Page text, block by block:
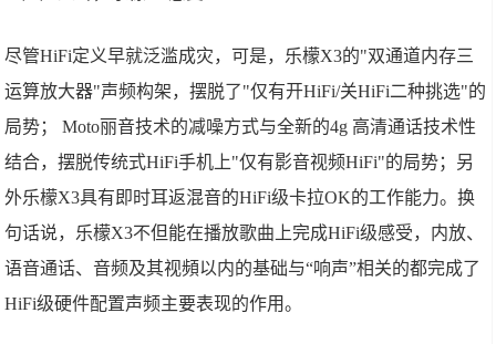
尽管HiFi定义早就泛滥成灾，可是，乐檬X3的"双通道内存三
运算放大器"声频构架，摆脱了"仅有开HiFi/关HiFi二种挑选"的
局势； Moto丽音技术的减噪方式与全新的4g 高清通话技术性
结合，摆脱传统式HiFi手机上"仅有影音视频HiFi"的局势；另
外乐檬X3具有即时耳返混音的HiFi级卡拉OK的工作能力。换
句话说，乐檬X3不但能在播放歌曲上完成HiFi级感受，内放、
语音通话、音频及其视頻以内的基础与“响声”相关的都完成了
HiFi级硬件配置声频主要表现的作用。